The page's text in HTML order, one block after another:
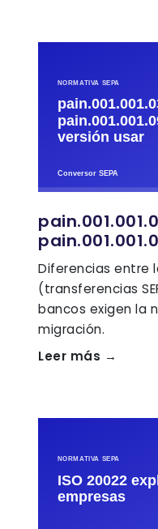
Diferencias entre
(transferencias
bancos exigen la
migración.
Leer más →